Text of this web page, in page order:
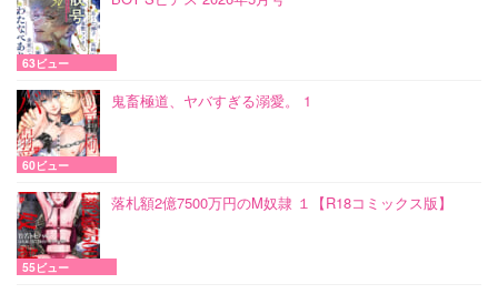
63ビュー
鬼畜極道、ヤバすぎる溺愛。 1
60ビュー
落札額2億7500万円のM奴隷 １【R18コミックス版】
55ビュー